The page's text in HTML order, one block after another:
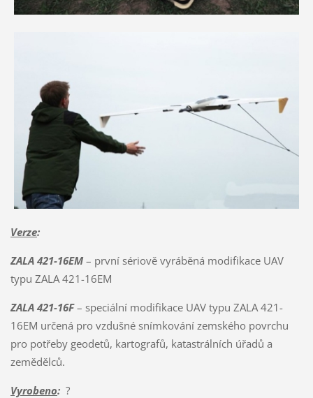
Verze:
ZALA 421-16EM– první sériově vyráběná modifikace UAV
typu ZALA 421-16EM
ZALA 421-16F– speciální modifikace UAV typu ZALA 421-
16EM určená pro vzdušné snímkování zemského povrchu
pro potřeby geodetů, kartografů, katastrálních úřadů a
zemědělců.
Vyrobeno:?